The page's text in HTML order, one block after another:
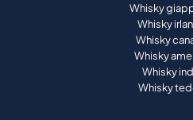
Whisky
Whisky
Whisky
Whisky
Whisky
Whisky